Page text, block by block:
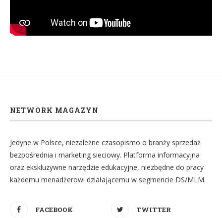
NETWORK MAGAZYN
Jedyne w Polsce, niezależne czasopismo o branży sprzedaż
bezpośrednia i marketing sieciowy. Platforma informacyjna
oraz ekskluzywne narzędzie edukacyjne, niezbędne do pracy
każdemu menadżerowi działającemu w segmencie DS/MLM.
FACEBOOK TWITTER